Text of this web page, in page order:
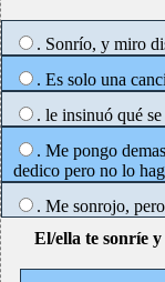
. Sonrío, y miro
. Es solo una
. le insinuó qué
. Me pongo
dedico pero no lo
. Me sonrojo,
El/ella te sonríe